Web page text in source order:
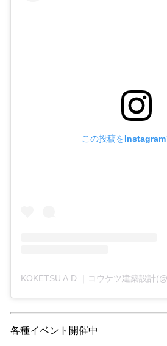
この投稿をInstagram
各種イベント開催中